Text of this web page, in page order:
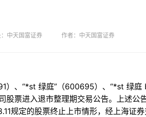
：中天国富证券 作者：中天国富证券
）、“*st 绿庭”（600695）、“*st 绿
股票进入退市整理期交易公告。上述公
规定的股票终止上市情形，经上海证